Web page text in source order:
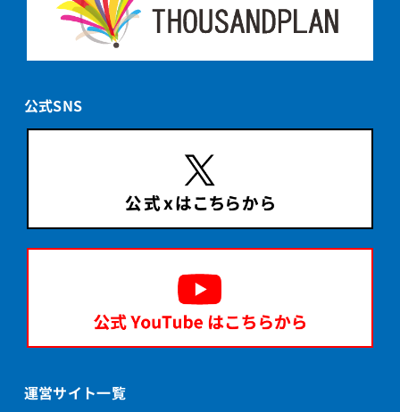
公式SNS
運営サイト一覧